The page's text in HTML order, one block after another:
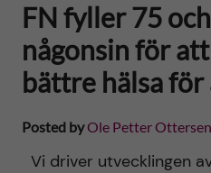
FN fyller 75
någonsin för
bättre hälsa för
Posted byOle Petter Ottersen
Vi driver utvecklingen